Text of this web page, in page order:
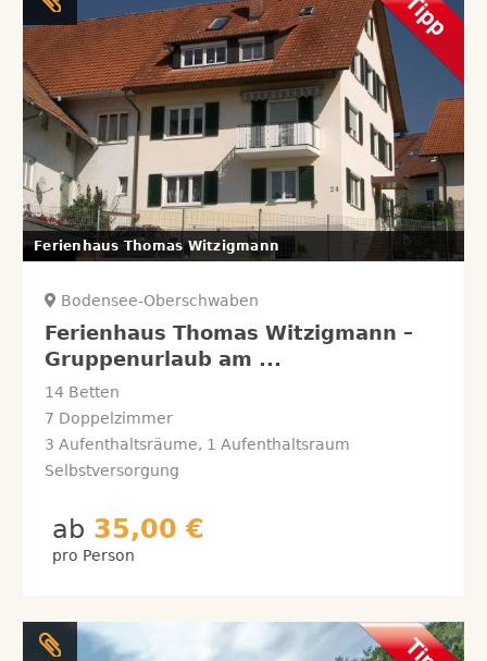
Ferienhaus Thomas Witzigmann
Bodensee-Oberschwaben
Ferienhaus Thomas Witzigmann –
Gruppenurlaub am ...
14 Betten
7 Doppelzimmer
3 Aufenthaltsräume, 1 Aufenthaltsraum
Selbstversorgung
ab 35,00 €
pro Person